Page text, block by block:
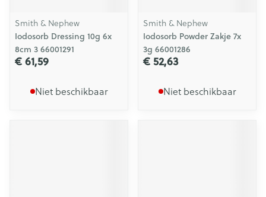
Smith & Nephew
Iodosorb Dressing 10g 6x
8cm 3 66001291
€ 61,59
Niet beschikbaar
Smith & Nephew
Iodosorb Powder Zakje 7x
3g 66001286
€ 52,63
Niet beschikbaar